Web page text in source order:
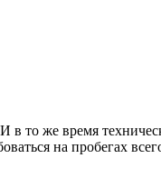
то же время
на пробегах